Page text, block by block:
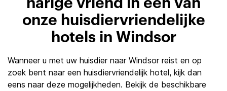
harige vriend in een van
onze huisdiervriendelijke
hotels in Windsor
Wanneer u met uw huisdier naar Windsor reist en op
zoek bent naar een huisdiervriendelijk hotel, kijk dan
eens naar deze mogelijkheden. Bekijk de beschikbare